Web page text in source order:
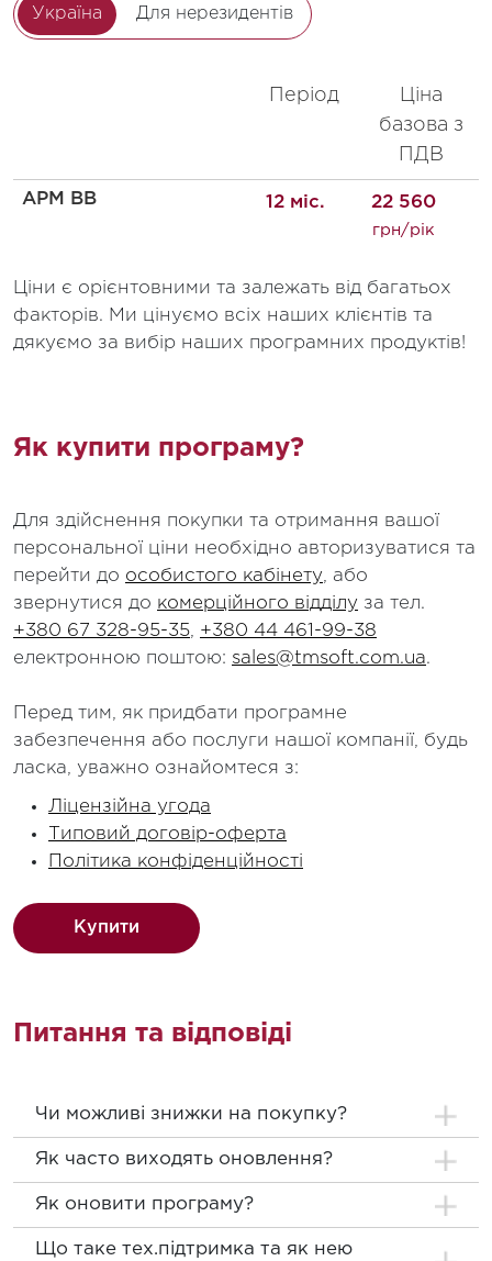
Україна Для нерезидентів
Період
Ціна
базова з
ПДВ
АРМ ВВ 12 міс. 22 560
грн/рік
Ціни є орієнтовними та залежать від багатьох
факторів. Ми цінуємо всіх наших клієнтів та
дякуємо за вибір наших програмних продуктів!
Як купити програму?
Для здійснення покупки та отримання вашої
персональної ціни необхідно авторизуватися та
перейти до особистого кабінету , або
звернутися до комерційного відділу за тел.
+380 67 328-95-35
+380 44 461-99-38
електронною поштою: sales@tmsoft.com.ua.
Перед тим, як придбати програмне
забезпечення або послуги нашої компанії, будь
ласка, уважно ознайомтеся з:
Ліцензійна угода
Типовий договір-оферта
Політика конфіденційності
Купити
Питання та відповіді
Чи можливі знижки на покупку?
Як часто виходять оновлення?
Як оновити програму?
Що таке тех.підтримка та як нею